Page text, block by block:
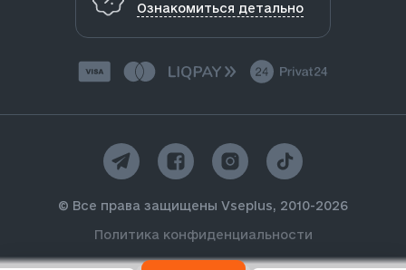
Ознакомиться детально
© Все права защищены Vseplus, 2010-2026
Политика конфиденциальности